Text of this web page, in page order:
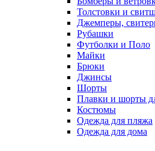
Толстовки и
Джемперы,
Рубашки
Футболки и Поло
Майки
Брюки
Джинсы
Шорты
Плавки и шорты
Костюмы
Одежда для пляжа
Одежда для дома